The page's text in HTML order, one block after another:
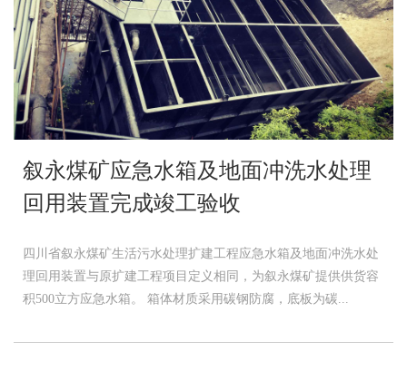
叙永煤矿应急水箱及地面冲洗水处理
回用装置完成竣工验收
四川省叙永煤矿生活污水处理扩建工程应急水箱及地面冲洗水处
理回用装置与原扩建工程项目定义相同，为叙永煤矿提供供货容
积500立方应急水箱。 箱体材质采用碳钢防腐，底板为碳...